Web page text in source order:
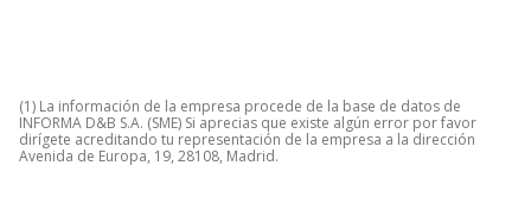
(1) La información de la empresa procede de la base de datos de
INFORMA D&B S.A. (SME) Si aprecias que existe algún error por favor
dirígete acreditando tu representación de la empresa a la dirección
Avenida de Europa, 19, 28108, Madrid.